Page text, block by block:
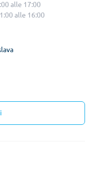
alle 17:00
alle 16:00